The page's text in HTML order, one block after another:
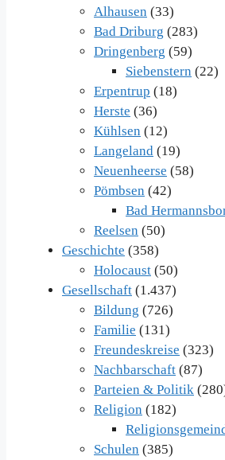
Alhausen (33)
Bad Driburg (283)
Dringenberg (59)
Siebenstern (22)
Erpentrup (18)
Herste (36)
Kühlsen (12)
Langeland (19)
Neuenheerse (58)
Pömbsen (42)
Bad
Reelsen (50)
Geschichte (358)
Holocaust (50)
Gesellschaft (1.437)
Bildung (726)
Familie (131)
Freundeskreise (323)
Nachbarschaft (87)
Parteien & Politik
Religion (182)
Schulen (385)